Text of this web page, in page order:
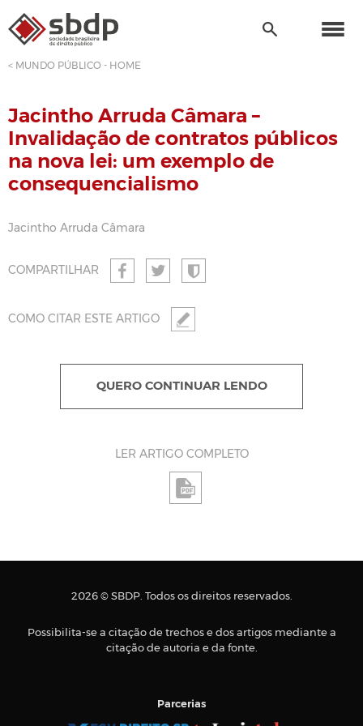
< MUNDO PÚBLICO - HOME
Jacintho Arruda Câmara –
Invalidação de contratos públicos
na nova lei: um exemplo de
consequencialismo
COMPARTILHAR
Jacintho Arruda Câmara
QUERO CONTINUAR LENDO
LER ARTIGO COMPLETO
COMO CITAR ESTE ARTIGO
2026 © SBDP. Todos os direitos reservados.
Possibilita-se a citação de trechos e dos artigos mediante a
citação de autoria e da fonte.
Parcerias